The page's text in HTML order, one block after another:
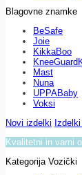
Blagovne znamke
BeSafe
Joie
KikkaBoo
Mast
Nuna
UPPABaby
Voksi
Novi izdelki
Kvalitetni in varni
Kategorija Vozički